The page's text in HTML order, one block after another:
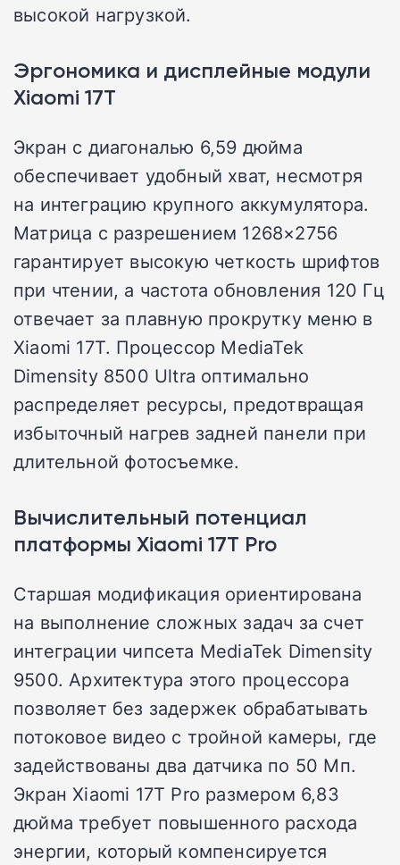
высокой нагрузкой.
Эргономика и дисплейные модули
Xiaomi 17T
Экран с диагональю 6,59 дюйма
обеспечивает удобный хват, несмотря
на интеграцию крупного аккумулятора.
Матрица с разрешением 1268×2756
гарантирует высокую четкость шрифтов
при чтении, а частота обновления 120 Гц
отвечает за плавную прокрутку меню в
Xiaomi 17T. Процессор MediaTek
Dimensity 8500 Ultra оптимально
распределяет ресурсы, предотвращая
избыточный нагрев задней панели при
длительной фотосъемке.
Вычислительный потенциал
платформы Xiaomi 17T Pro
Старшая модификация ориентирована
на выполнение сложных задач за счет
интеграции чипсета MediaTek Dimensity
9500. Архитектура этого процессора
позволяет без задержек обрабатывать
потоковое видео с тройной камеры, где
задействованы два датчика по 50 Мп.
Экран Xiaomi 17T Pro размером 6,83
дюйма требует повышенного расхода
энергии, который компенсируется